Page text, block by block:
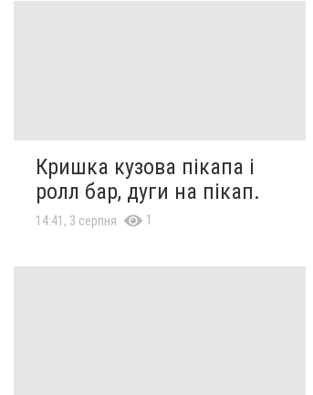
Кришка кузова пікапа і
ролл бар, дуги на пікап.
14:41, 3 серпня 1